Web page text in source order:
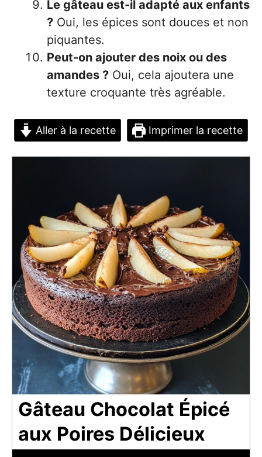
Le gâteau est-il adapté aux enfants
? Oui, les épices sont douces et non
piquantes.
Peut-on ajouter des noix ou des
amandes ? Oui, cela ajoutera une
texture croquante très agréable.
Aller à la recette Imprimer la recette
Gâteau Chocolat Épicé
aux Poires Délicieux